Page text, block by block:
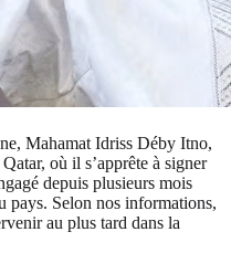
Mahamat Idriss Déby Itno,
où il s’apprête à signer
depuis plusieurs mois
pays. Selon nos informations,
au plus tard dans la